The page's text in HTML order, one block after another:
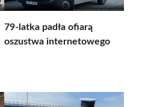
79-latka padła ofiarą
oszustwa internetowego